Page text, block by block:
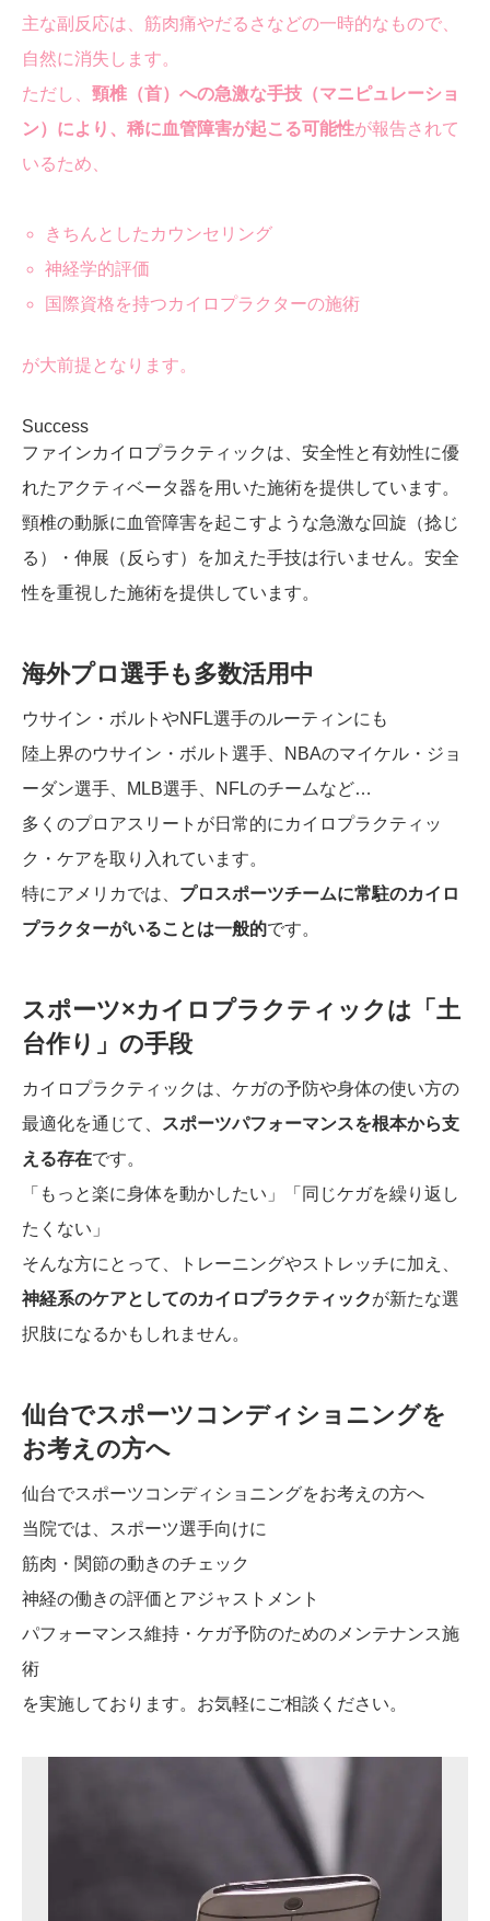
主な副反応は、筋肉痛やだるさなどの一時的なもので、
自然に消失します。
ただし、 頸椎（首）への急激な手技（マニピュレーショ
ン）により、稀に血管障害が起こる可能性が報告されて
いるため、
きちんとしたカウンセリング
神経学的評価
国際資格を持つカイロプラクターの施術
が大前提となります。
Success
ファインカイロプラクティックは、安全性と有効性に優
れたアクティベータ器を用いた施術を提供しています。
頸椎の動脈に血管障害を起こすような急激な回旋（捻じ
る）・伸展（反らす）を加えた手技は行いません。安全
性を重視した施術を提供しています。
海外プロ選手も多数活用中
ウサイン・ボルトやNFL選手のルーティンにも
陸上界のウサイン・ボルト選手、NBAのマイケル・ジョ
ーダン選手、MLB選手、NFLのチームなど…
多くのプロアスリートが日常的にカイロプラクティッ
ク・ケアを取り入れています。
特にアメリカでは、 プロスポーツチームに常駐のカイロ
プラクターがいることは一般的です。
スポーツ×カイロプラクティックは「土
台作り」の手段
カイロプラクティックは、ケガの予防や身体の使い方の
最適化を通じて、
スポーツパフォーマンスを根本から支
える存在です。
「もっと楽に身体を動かしたい」「同じケガを繰り返し
たくない」
そんな方にとって、トレーニングやストレッチに加え、
神経系のケアとしてのカイロプラクティックが新たな選
択肢になるかもしれません。
仙台でスポーツコンディショニングを
お考えの方へ
仙台でスポーツコンディショニングをお考えの方へ
当院では、スポーツ選手向けに
筋肉・関節の動きのチェック
神経の働きの評価とアジャストメント
パフォーマンス維持・ケガ予防のためのメンテナンス施
術
を実施しております。お気軽にご相談ください。